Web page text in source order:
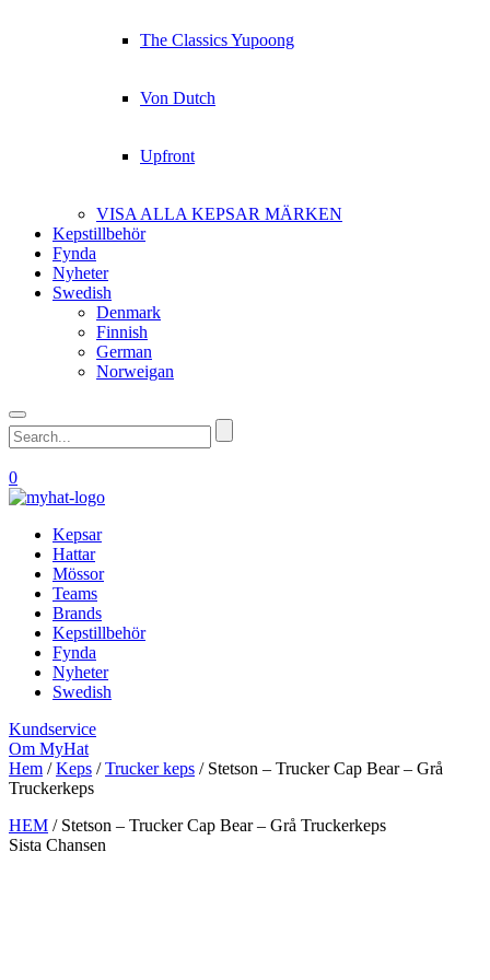
The Classics Yupoong
Von Dutch
Upfront
VISA ALLA KEPSAR MÄRKEN
Kepstillbehör
Fynda
Nyheter
Swedish
Denmark
Finnish
German
Norweigan
0
Kepsar
Hattar
Mössor
Teams
Brands
Kepstillbehör
Fynda
Nyheter
Swedish
Kundservice
Om MyHat
Hem / Keps / Trucker keps / Stetson – Trucker Cap Bear – Grå
Truckerkeps
HEM / Stetson – Trucker Cap Bear – Grå Truckerkeps
Sista Chansen